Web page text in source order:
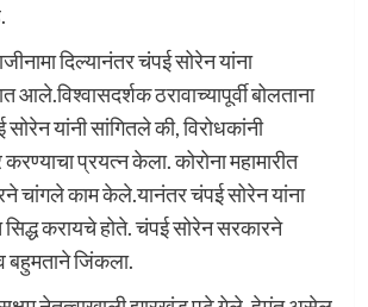
दिल्यानंतर चंपई सोरेन यांना
आले.विश्वासदर्शक ठरावाच्यापूर्वी बोलताना
यांनी सांगितले की, विरोधकांनी
प्रयत्न केला. कोरोना महामारीत
चांगले काम केले.यानंतर चंपई सोरेन यांना
करायचे होते. चंपई सोरेन सरकारने
बहुमताने जिंकला.